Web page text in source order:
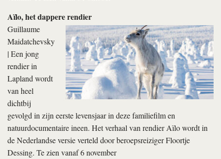
Aïlo, het dappere rendier
Guillaume
Maidatchevsky
| Een jong
rendier in
Lapland wordt
van heel
dichtbij
gevolgd in zijn eerste levensjaar in deze familiefilm en
natuurdocumentaire ineen. Het verhaal van rendier Aïlo wordt in
de Nederlandse versie verteld door beroepsreiziger Floortje
Dessing. Te zien vanaf 6 november